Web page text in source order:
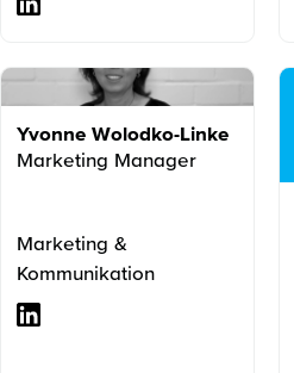
Yvonne Wolodko-Linke
Marketing Manager
Marketing &
Kommunikation